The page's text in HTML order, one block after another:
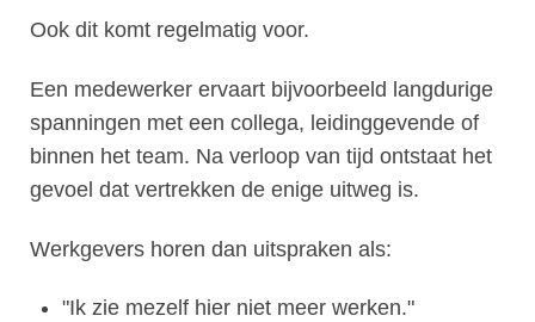
Ook dit komt regelmatig voor.
Een medewerker ervaart bijvoorbeeld langdurige
spanningen met een collega, leidinggevende of
binnen het team. Na verloop van tijd ontstaat het
gevoel dat vertrekken de enige uitweg is.
Werkgevers horen dan uitspraken als:
"Ik zie mezelf hier niet meer werken."